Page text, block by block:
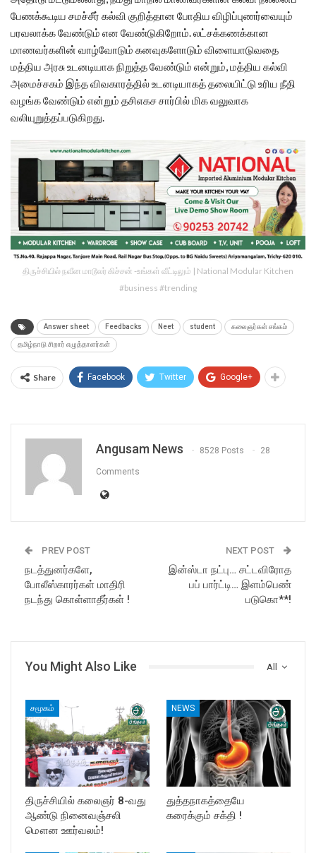
பேணக்கூடிய சமச்சீர் கல்வி குறித்தான போதிய விழிப்புணர்வையும்
பரவலாக்க வேண்டும் என வேண்டுகிறோம். லட்சக்கணக்கான
மாணவர்களின் வாழ்வோடும் கனவுகளோடும் விளையாடுவதை
மத்திய அரசு உடனடியாக நிறுத்த வேண்டும் என்றும், மத்திய கல்வி
அமைச்சகம் இந்த விவகாரத்தில் உடனடியாகத் தலையிட்டு உரிய நீதி
வழங்க வேண்டும் என்றும் தசிஎகச சார்பில் மிக வலுவாக
வலியுறுத்தப்படுகிறது.
திருச்சியில் நவீன மாடூலர் கிச்சன் -உங்கள் வீட்டிலும் | National Modular Kitchen
#business #trending
Answer sheet Feedbacks Neet student கலைஞர்கள் சங்கம்
தமிழ்நாடு சிறார் எழுத்தாளர்கள்
Share Facebook Twitter Google+
Angusam News 8528 Posts 28
Comments
PREV POST
நடத்துனர்களே,
போலீஸ்காரர்கள் மாதிரி
நடந்து கொள்ளாதீர்கள் !
NEXT POST
இன்ஸ்டா நட்பு… சட்டவிரோத
பப் பார்ட்டி… இளம்பெண்
படுகொ**!
All
You Might Also Like
சமூகம்
திருச்சியில் கலைஞர் 8-வது
ஆண்டு நினைவஞ்சலி
மௌன ஊர்வலம்!
NEWS
துத்தநாகத்தையே
கரைக்கும் சக்தி !